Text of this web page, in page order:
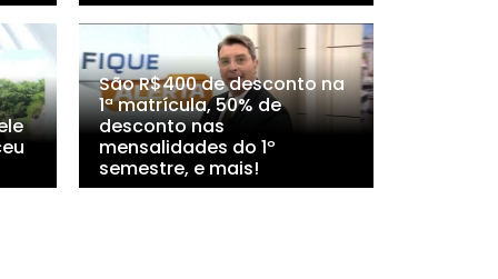
São R$400 de desconto na
1ª matrícula, 50% de
desconto nas
mensalidades do 1º
semestre, e mais!